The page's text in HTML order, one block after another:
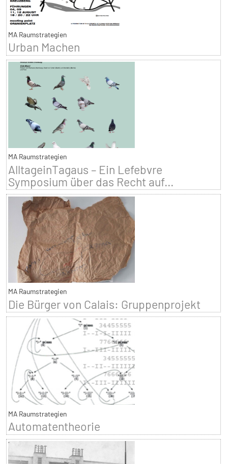
MA Raumstrategien
Urban Machen
MA Raumstrategien
AlltageinTagaus – Ein Lefebvre
Symposium über das Recht auf...
MA Raumstrategien
Die Bürger von Calais: Gruppenprojekt
MA Raumstrategien
Automatentheorie